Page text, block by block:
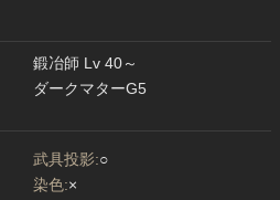
鍛冶師 Lv 40～
ダークマターG5
武具投影:○
染色:×